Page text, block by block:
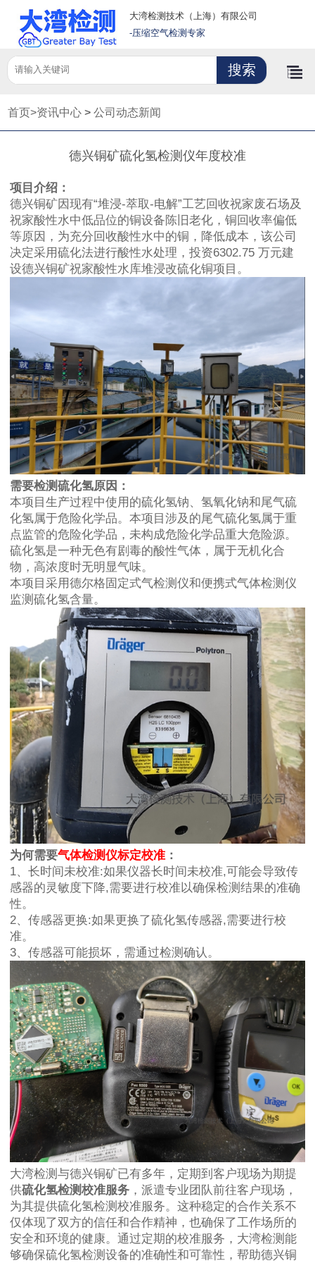
大湾检测技术（上海）有限公司
-压缩空气检测专家
首页>资讯中心 > 公司动态新闻
德兴铜矿硫化氢检测仪年度校准
项目介绍：
德兴铜矿因现有“堆浸-萃取-电解”工艺回收祝家废石场及
祝家酸性水中低品位的铜设备陈旧老化，铜回收率偏低
等原因，为充分回收酸性水中的铜，降低成本，该公司
决定采用硫化法进行酸性水处理，投资6302.75 万元建
设德兴铜矿祝家酸性水库堆浸改硫化铜项目。
需要检测硫化氢原因：
本项目生产过程中使用的硫化氢钠、氢氧化钠和尾气硫
化氢属于危险化学品。本项目涉及的尾气硫化氢属于重
点监管的危险化学品，未构成危险化学品重大危险源。
硫化氢是一种无色有剧毒的酸性气体，属于无机化合
物，高浓度时无明显气味。
本项目采用德尔格固定式气检测仪和便携式气体检测仪
监测硫化氢含量。
为何需要气体检测仪标定校准：
1、长时间未校准:如果仪器长时间未校准,可能会导致传
感器的灵敏度下降,需要进行校准以确保检测结果的准确
性。
2、传感器更换:如果更换了硫化氢传感器,需要进行校
准。
3、传感器可能损坏，需通过检测确认。
大湾检测与德兴铜矿已有多年，定期到客户现场为期提
供硫化氢检测校准服务 ，派遣专业团队前往客户现场，
为其提供硫化氢检测校准服务。这种稳定的合作关系不
仅体现了双方的信任和合作精神，也确保了工作场所的
安全和环境的健康。通过定期的校准服务，大湾检测能
够确保硫化氢检测设备的准确性和可靠性，帮助德兴铜